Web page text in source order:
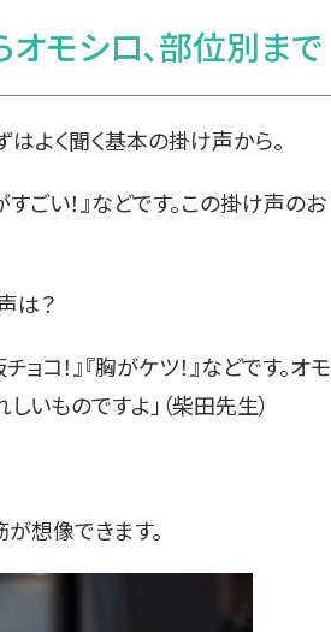
モシロ、部位別まで
はよく聞く基本の掛け声から。
すごい！』などです。この掛け声のお
は？
コ！』『胸がケツ！』などです。オモ
いものですよ」（柴田先生）
想像できます。